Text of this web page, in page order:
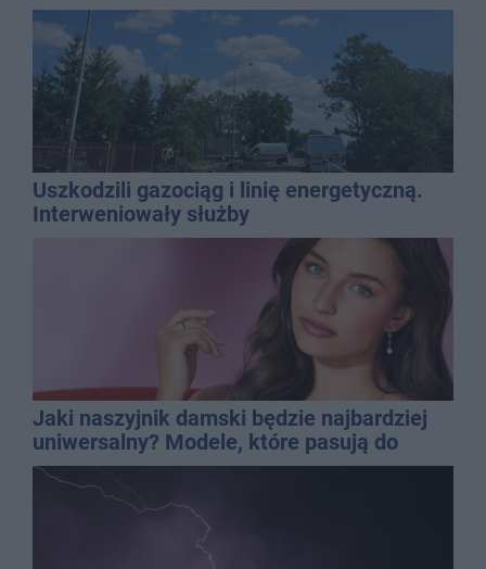
Uszkodzili gazociąg i linię energetyczną.
Interweniowały służby
Jaki naszyjnik damski będzie najbardziej
uniwersalny? Modele, które pasują do
wielu stylizacji